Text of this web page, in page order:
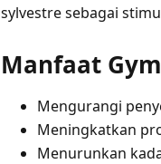
sylvestre sebagai
Manfaat
Mengurangi
Meningkatkan
Menurunkan